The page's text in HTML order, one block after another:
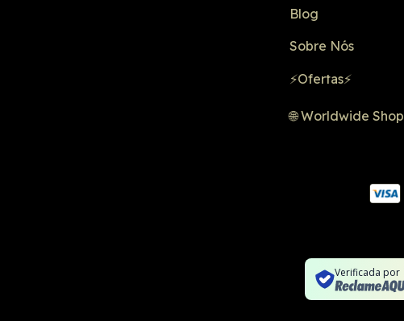
Blog
Sobre Nós
⚡Ofertas⚡
🌐 Worldwide Shop
Verificada por